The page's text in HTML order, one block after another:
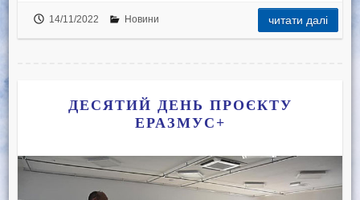
14/11/2022 Новини читати далі
ДЕСЯТИЙ ДЕНЬ ПРОЄКТУ
ЕРАЗМУС+